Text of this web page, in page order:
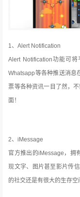
1、Alert Notification
Alert Notification功能可将
Whatsapp等各种推送消息
票等各种资讯一目了然，
面！
2、iMessage
官方推出的iMessage，拥
现文字、图片甚至影片传
的社交还是有很大的生存空